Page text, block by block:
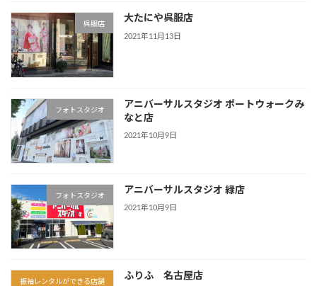
呉服店
大たにや呉服店
2021年11月13日
フォトスタジオ
アニバーサルスタジオ ポートウォークみ
なと店
2021年10月9日
フォトスタジオ
アニバーサルスタジオ 緑店
2021年10月9日
振袖レンタルができる店舗
ふりふ 名古屋店